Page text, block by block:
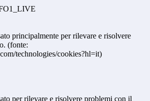
principalmente per rilevare e risolvere
(fonte:
technologies/cookies?hl=it)
per rilevare e risolvere problemi con il